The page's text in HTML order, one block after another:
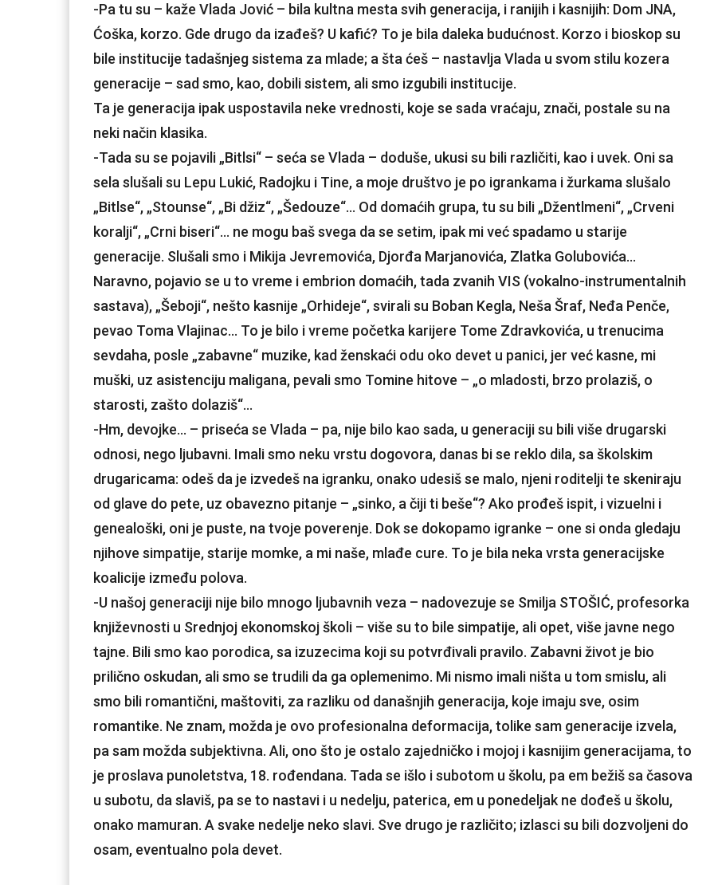
-Pa tu su – kaže Vlada Jović – bila kultna mesta svih generacija, i ranijih i kasnijih: Dom JNA,
Ćoška, korzo. Gde drugo da izađeš? U kafić? To je bila daleka budućnost. Korzo i bioskop su
bile institucije tadašnjeg sistema za mlade; a šta ćeš – nastavlja Vlada u svom stilu kozera
generacije – sad smo, kao, dobili sistem, ali smo izgubili institucije.
Ta je generacija ipak uspostavila neke vrednosti, koje se sada vraćaju, znači, postale su na
neki način klasika.
-Tada su se pojavili „Bitlsi“ – seća se Vlada – doduše, ukusi su bili različiti, kao i uvek. Oni sa
sela slušali su Lepu Lukić, Radojku i Tine, a moje društvo je po igrankama i žurkama slušalo
„Bitlse“, „Stounse“, „Bi džiz“, „Šedouze“… Od domaćih grupa, tu su bili „Džentlmeni“, „Crveni
koralji“, „Crni biseri“… ne mogu baš svega da se setim, ipak mi već spadamo u starije
generacije. Slušali smo i Mikija Jevremovića, Djorđa Marjanovića, Zlatka Golubovića…
Naravno, pojavio se u to vreme i embrion domaćih, tada zvanih VIS (vokalno-instrumentalnih
sastava), „Šeboji“, nešto kasnije „Orhideje“, svirali su Boban Kegla, Neša Šraf, Neđa Penče,
pevao Toma Vlajinac… To je bilo i vreme početka karijere Tome Zdravkovića, u trenucima
sevdaha, posle „zabavne“ muzike, kad ženskaći odu oko devet u panici, jer već kasne, mi
muški, uz asistenciju maligana, pevali smo Tomine hitove – „o mladosti, brzo prolaziš, o
starosti, zašto dolaziš“…
-Hm, devojke… – priseća se Vlada – pa, nije bilo kao sada, u generaciji su bili više drugarski
odnosi, nego ljubavni. Imali smo neku vrstu dogovora, danas bi se reklo dila, sa školskim
drugaricama: odeš da je izvedeš na igranku, onako udesiš se malo, njeni roditelji te skeniraju
od glave do pete, uz obavezno pitanje – „sinko, a čiji ti beše“? Ako prođeš ispit, i vizuelni i
genealoški, oni je puste, na tvoje poverenje. Dok se dokopamo igranke – one si onda gledaju
njihove simpatije, starije momke, a mi naše, mlađe cure. To je bila neka vrsta generacijske
koalicije između polova.
-U našoj generaciji nije bilo mnogo ljubavnih veza – nadovezuje se Smilja STOŠIĆ, profesorka
književnosti u Srednjoj ekonomskoj školi – više su to bile simpatije, ali opet, više javne nego
tajne. Bili smo kao porodica, sa izuzecima koji su potvrđivali pravilo. Zabavni život je bio
prilično oskudan, ali smo se trudili da ga oplemenimo. Mi nismo imali ništa u tom smislu, ali
smo bili romantični, maštoviti, za razliku od današnjih generacija, koje imaju sve, osim
romantike. Ne znam, možda je ovo profesionalna deformacija, tolike sam generacije izvela,
pa sam možda subjektivna. Ali, ono što je ostalo zajedničko i mojoj i kasnijim generacijama, to
je proslava punoletstva, 18. rođendana. Tada se išlo i subotom u školu, pa em bežiš sa časova
u subotu, da slaviš, pa se to nastavi i u nedelju, paterica, em u ponedeljak ne dođeš u školu,
onako mamuran. A svake nedelje neko slavi. Sve drugo je različito; izlasci su bili dozvoljeni do
osam, eventualno pola devet.